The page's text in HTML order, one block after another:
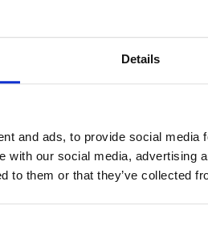
Details
and ads, to provide social
with our social media, advertising
to them or that they’ve collected
KOAの技術